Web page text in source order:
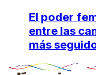
El poder
entre las
más